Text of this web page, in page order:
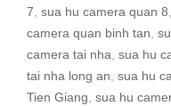
7 sua hu camera quan 8
camera quan binh tan
camera tai nha sua hu
tai nha long an sua hu
Tien Giang sua hu